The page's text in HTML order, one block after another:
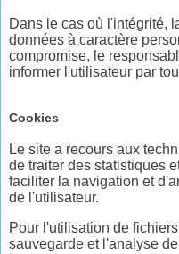
Dans le cas où l'intégrité,
données à caractère
compromise, le
informer l'utilisateur par
Cookies
Le site a recours aux
de traiter des statistiques
faciliter la navigation et
de l'utilisateur.
Pour l'utilisation de
sauvegarde et l'analyse